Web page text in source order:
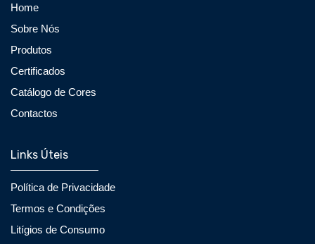
Home
Sobre Nós
Produtos
Certificados
Catálogo de Cores
Contactos
Links Úteis
Política de Privacidade
Termos e Condições
Litígios de Consumo